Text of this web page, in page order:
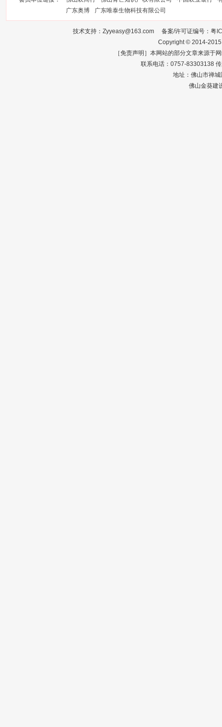
广东奥博
广东唯泰生物科技有限公司
技术支持：Zyyeasy@163.com 备案/许可证编号： 粤
Copyright © 2014-
［免责声明］本网站的部分文章来源于
联系电话：0757-83303138
地址：佛山市禅
佛山金葵建